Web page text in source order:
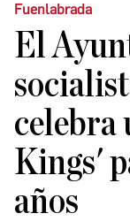
Fuenlabrada
El
celebra
Kings'
años